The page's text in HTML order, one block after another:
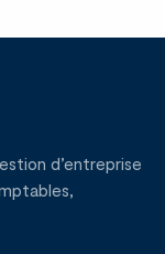
d’entreprise